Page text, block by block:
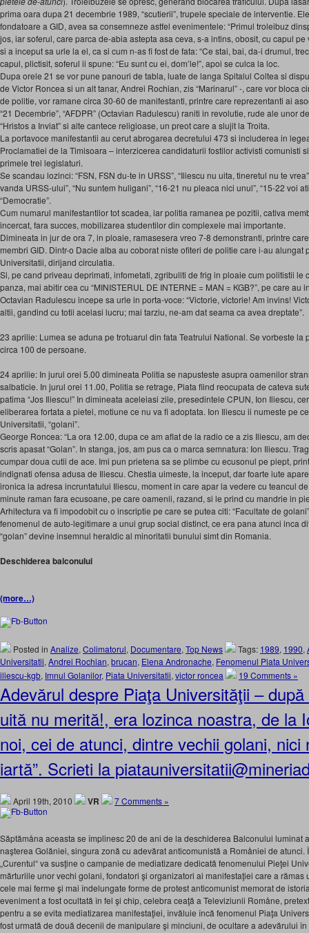
prima oara dupa 21 decembrie 1989, “scutierii”, trupele speciale de interventie.
fondatoare a GID, avea sa consemneze astfel evenimentele: “Primul troleibuz
jos, iar soferul, care parca de-abia astepta asa ceva, s-a intins, obosit, cu capul
si a inceput sa urle la el, ca si cum n-as fi fost de fata: “Ce stai, bai, da-i drumul,
capul, plictisit, soferul ii spune: “Eu sunt cu ei, dom’le!”, apoi se culca la loc.
Dupa orele 21 se vor pune panouri de tabla, luate de langa Spitalul Coltea si
de Victor Roncea si un alt tanar, Andrei Rochian, zis “Marinarul” -, care vor bloca
de politie, vor ramane circa 30-60 de manifestanti, printre care reprezentanti ai
“21 Decembrie”, “AFDPR” (Octavian Radulescu) raniti in revolutie, rude ale unor
“Hristos a Inviat” si alte cantece religioase, un preot care a slujit la Troita.
La portavoce manifestantii au cerut abrogarea decretului 473 si includerea in
Proclamatiei de la Timisoara – interzicerea candidaturii fostilor activisti comunisti
primele trei legislaturi.
Se scandau lozinci: “FSN, FSN du-te in URSS”, “Iliescu nu uita, tineretul nu te
vanda URSS-ului”, “Nu suntem huligani”, “16-21 nu pleaca nici unul”, “15-22 voi
“Democratie”.
Cum numarul manifestantilor tot scadea, iar politia ramanea pe pozitii, cativa
incercat, fara succes, mobilizarea studentilor din complexele mai importante.
Dimineata in jur de ora 7, in ploaie, ramasesera vreo 7-8 demonstranti, printre
membri GID. Dintr-o Dacie alba au coborat niste ofiteri de politie care i-au alungat
Universitatii, dirijand circulatia.
Si, pe cand priveau deprimati, infometati, zgribuliti de frig in ploaie cum politistii le
panza, mai abitir cea cu “MINISTERUL DE INTERNE = MAN = KGB?”, pe care au
Octavian Radulescu incepe sa urle in porta-voce: “Victorie, victorie! Am invins!
altii, gandind cu totii acelasi lucru; mai tarziu, ne-am dat seama ca avea dreptate”.
23 aprilie: Lumea se aduna pe trotuarul din fata Teatrului National. Se vorbeste la
circa 100 de persoane.
24 aprilie: In jurul orei 5.00 dimineata Politia se napusteste asupra oamenilor
salbaticie. In jurul orei 11.00, Politia se retrage, Piata fiind reocupata de cateva
patima “Jos Iliescu!” In dimineata aceleiasi zile, presedintele CPUN, Ion Iliescu,
eliberarea fortata a pietei, motiune ce nu va fi adoptata. Ion Iliescu ii numeste pe
Universitatii, “golani”.
George Roncea: “La ora 12.00, dupa ce am aflat de la radio ce a zis Iliescu, am
scris apasat “Golan”. In stanga, jos, am pus ca o marca semnatura: Ion Iliescu.
cumpar doua cutii de ace. Imi pun prietena sa se plimbe cu ecusonul pe piept,
indignati ofensa adusa de Iliescu. Chestia uimeste, la inceput, dar foarte iute
ironica la adresa incruntatului Iliescu, moment in care apar la vedere cu teancul
minute raman fara ecusoane, pe care oamenii, razand, si le prind cu mandrie in
Arhitectura va fi impodobit cu o inscriptie pe care se putea citi: “Facultate de
fenomenul de auto-legitimare a unui grup social distinct, ce era pana atunci inca
“golan” devine insemnul heraldic al minoritatii bunului simt din Romania.
Deschiderea balconului
(more…)
Posted in Analize, Colimatorul, Documentare, Top News Tags: 1989, 1990,
Universitatii, Andrei Rochian, brucan, Elena Andronache, Fenomenul Piata
iliescu-kgb, Imnul Golanilor, Piata Universitatii, victor roncea 19 Comments »
Adevărul despre Piaţa Universităţii – după
uită nu merită!, era lozinca noastra, de la
noi, cei de atunci, dintre vechii golani, nici
iartă”. Scrieti la
April 19th, 2010 VR 7 Comments »
Săptămåna aceasta se împlinesc 20 de ani de la deschiderea Balconului luminat
naşterea Golăniei, singura zonă cu adevărat anticomunistă a Romåniei de
„Curentul“ va susţine o campanie de mediatizare dedicată fenomenului Pieţei
mărturiile unor vechi golani, fondatori şi organizatori ai manifestaţiei care a rămas
cele mai ferme şi mai îndelungate forme de protest anticomunist memorat de
eveniment a fost ocultată în fel şi chip, celebra ceaţă a Televiziunii Romåne,
pentru a se evita mediatizarea manifestaţiei, învăluie încă fenomenul Piaţa
fost urmată de două decenii de manipulare şi minciuni, de ocultare a adevărului